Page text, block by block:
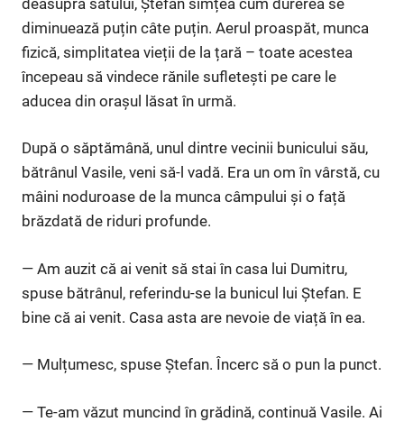
diminuează puțin câte puțin. Aerul proaspăt, munca
fizică, simplitatea vieții de la țară – toate acestea
începeau să vindece rănile sufletești pe care le
aducea din orașul lăsat în urmă.
După o săptămână, unul dintre vecinii bunicului său,
bătrânul Vasile, veni să-l vadă. Era un om în vârstă, cu
mâini noduroase de la munca câmpului și o față
brăzdată de riduri profunde.
— Am auzit că ai venit să stai în casa lui Dumitru,
spuse bătrânul, referindu-se la bunicul lui Ștefan. E
bine că ai venit. Casa asta are nevoie de viață în ea.
— Mulțumesc, spuse Ștefan. Încerc să o pun la punct.
— Te-am văzut muncind în grădină, continuă Vasile. Ai